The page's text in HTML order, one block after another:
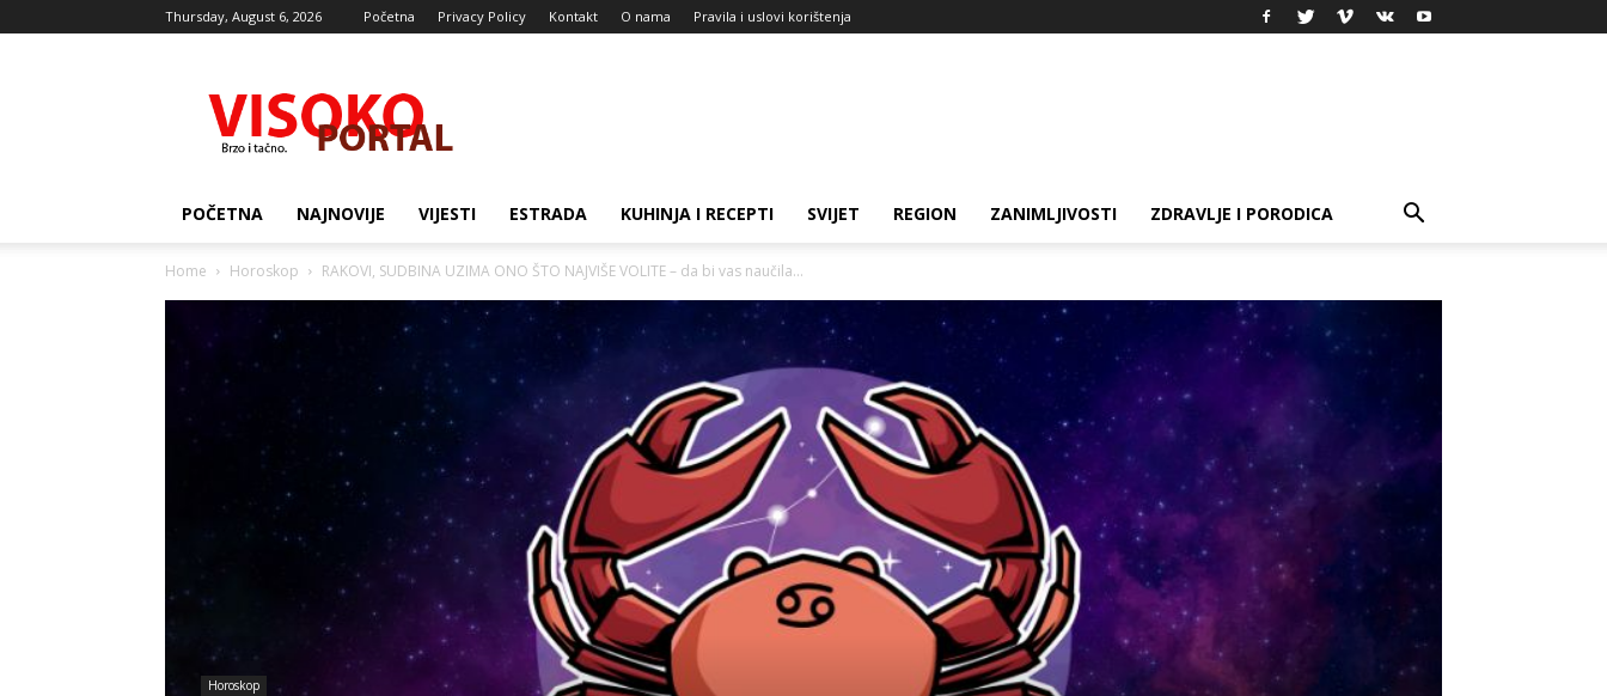
Thursday, August 6, 2026 Početna Privacy Policy Kontakt O nama Pravila i uslovi korištenja
portal
POČETNA NAJNOVIJE VIJESTI ESTRADA KUHINJA I RECEPTI SVIJET REGION ZANIMLJIVOSTI ZDRAVLJE I PORODICA
Home Horoskop RAKOVI, SUDBINA UZIMA ONO ŠTO NAJVIŠE VOLITE – da bi vas naučila...
Horoskop